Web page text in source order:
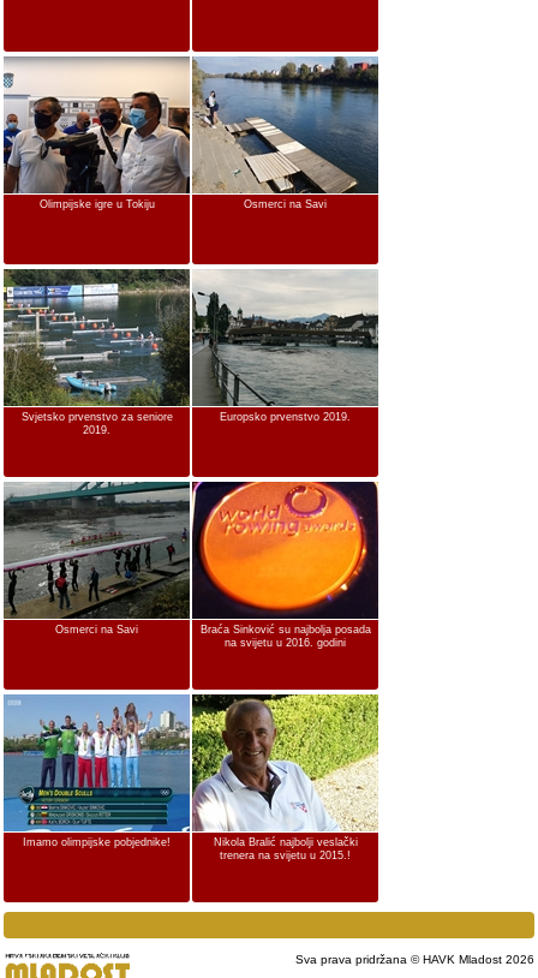
Olimpijske igre u Tokiju Osmerci na Savi
Svjetsko prvenstvo za seniore
2019.
Europsko prvenstvo 2019.
Osmerci na Savi
Braća Sinković su najbolja posada
na svijetu u 2016. godini
Imamo olimpijske pobjednike!
Nikola Bralić najbolji veslački
trenera na svijetu u 2015.!
Sva prava pridržana © HAVK Mladost 2026